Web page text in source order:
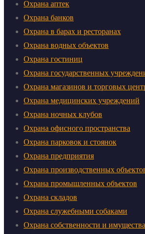
Охрана аптек
Охрана банков
Охрана в барах и ресторанах
Охрана водных объектов
Охрана гостиниц
Охрана государственных
Охрана магазинов и торговых
Охрана медицинских учреждений
Охрана ночных клубов
Охрана офисного пространства
Охрана парковок и стоянок
Охрана предприятия
Охрана производственных
Охрана промышленных объектов
Охрана складов
Охрана служебными собаками
Охрана собственности и имущества